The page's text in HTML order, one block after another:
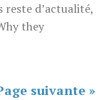
reste d’actualité,
they
suivante »